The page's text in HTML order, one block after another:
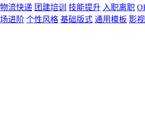
物流快递 团建培训 技能提升 入职离职
进阶 个性风格 基础版式 通用模板 影